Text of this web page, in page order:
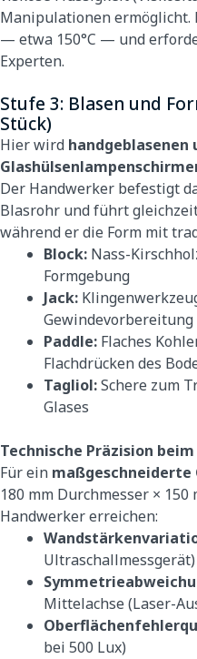
Manipulationen ermöglicht.
— etwa 150°C — und
Experten.
Stufe 3: Blasen und
Stück)
Hier wird handgeblasenen
Der Handwerker befestigt
Blasrohr und führt
während er die Form mit
Block: Nass-
Formgebung
Jack:
Gewindevorbereitung
Paddle: Flaches
Flachdrücken des
Tagliol:Schere zum
Glases
Technische Präzision
Für ein maßgeschneiderte
180 mm Durchmesser × 150
Handwerker erreichen:
Ultraschallmessgerät)
Mittelachse (Laser-
bei 500 Lux)